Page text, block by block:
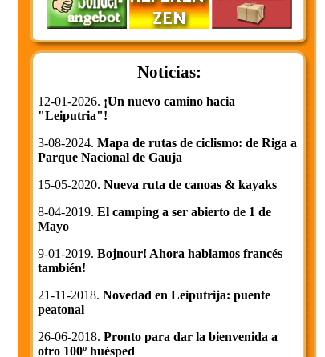
Noticias:
12-01-2026. ¡Un nuevo camino hacia
"Leiputria"!
3-08-2024. Mapa de rutas de ciclismo: de Riga a
Parque Nacional de Gauja
15-05-2020. Nueva ruta de canoas & kayaks
8-04-2019. El camping a ser abierto de 1 de
Mayo
9-01-2019. Bojnour! Ahora hablamos francés
también!
21-11-2018. Novedad en Leiputrija: puente
peatonal
26-06-2018. Pronto para dar la bienvenida a
otro 100º huésped